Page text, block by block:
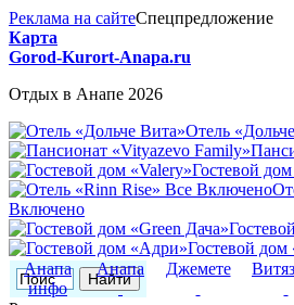
Реклама на сайтеСпецпредложение
Карта
Gorod-Kurort-Anapa.ru
Отдых в Анапе 2026
Отель
Гостевой
Включено
Гостевой
Анапа
инфо
Анапа Джемете